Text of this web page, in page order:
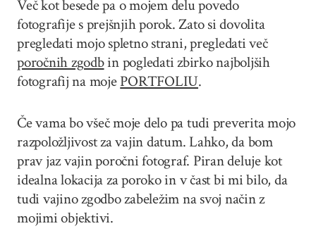
Več kot besede pa o mojem delu povedo
fotografije s prejšnjih porok. Zato si dovolita
pregledati mojo spletno strani, pregledati več
poročnih zgodbin pogledati zbirko najboljših
fotografij na mojePORTFOLIU.
Če vama bo všeč moje delo pa tudi preverita mojo
razpoložljivost za vajin datum. Lahko, da bom
prav jaz vajin poročni fotograf. Piran deluje kot
idealna lokacija za poroko in v čast bi mi bilo, da
tudi vajino zgodbo zabeležim na svoj način z
mojimi objektivi.